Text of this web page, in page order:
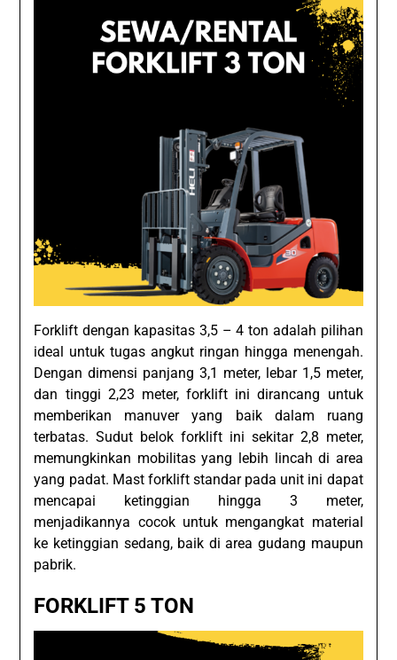
Forklift dengan kapasitas 3,5 – 4 ton adalah pilihan
ideal untuk tugas angkut ringan hingga menengah.
Dengan dimensi panjang 3,1 meter, lebar 1,5 meter,
dan tinggi 2,23 meter, forklift ini dirancang untuk
memberikan manuver yang baik dalam ruang
terbatas. Sudut belok forklift ini sekitar 2,8 meter,
memungkinkan mobilitas yang lebih lincah di area
yang padat. Mast forklift standar pada unit ini dapat
mencapai ketinggian hingga 3 meter,
menjadikannya cocok untuk mengangkat material
ke ketinggian sedang, baik di area gudang maupun
pabrik.
FORKLIFT 5 TON